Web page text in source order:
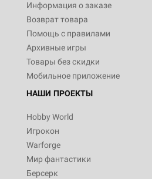
Информация о заказе
Возврат товара
Помощь с правилами
Архивные игры
Товары без скидки
Мобильное приложение
НАШИ ПРОЕКТЫ
Hobby World
Игрокон
Warforge
Мир фантастики
Берсерк